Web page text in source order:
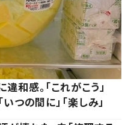
和感。「これがこう」
の間に」「楽しみ」